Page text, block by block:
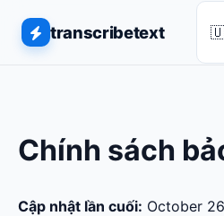
transcribetext
Chính sách
Cập nhật lần cuối: October